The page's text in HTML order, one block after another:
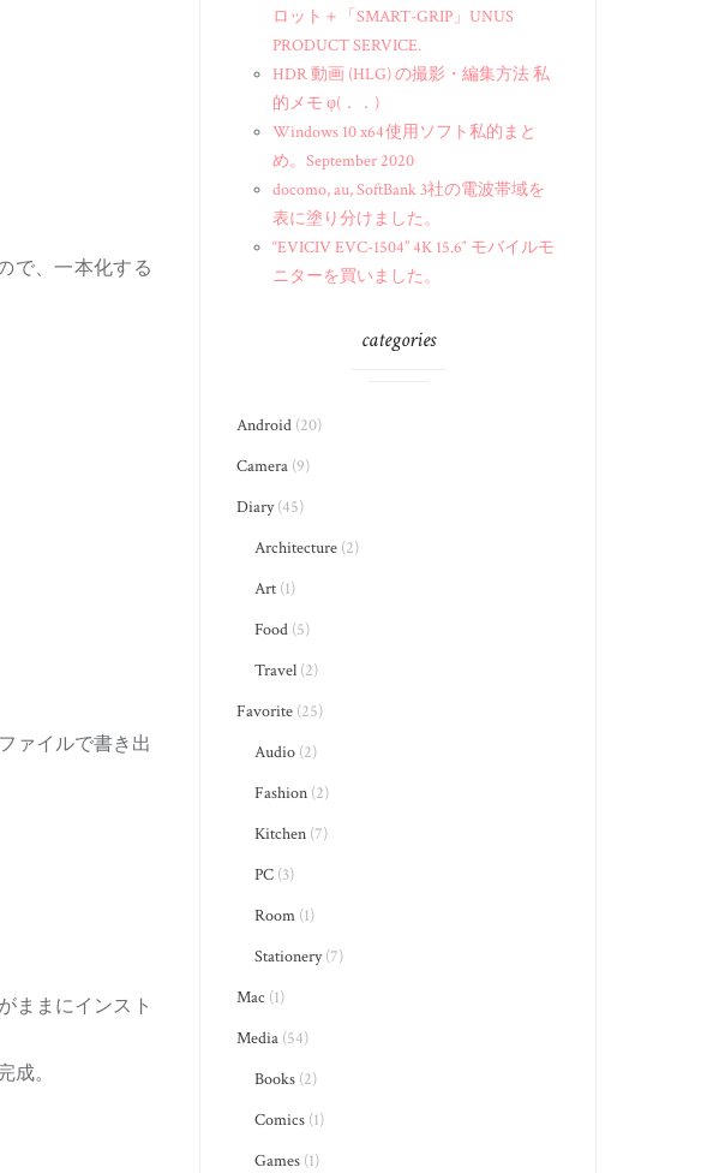
で、一本化する
ァイルで書き出
ままにインスト
。
ロット＋「SMART-GRIP」UNUS
PRODUCT SERVICE.
HDR 動画 (HLG) の撮影・編集方法 私
的メモ φ(．．)
Windows 10 x64 使用ソフト私的まと
め。September 2020
docomo, au, SoftBank 3社の電波帯域を
表に塗り分けました。
“EVICIV EVC-1504” 4K 15.6″ モバイルモ
ニターを買いました。
categories
Android (20)
Camera (9)
Diary(45)
Architecture (2)
Art (1)
Food (5)
Travel (2)
Favorite (25)
Audio (2)
Fashion (2)
Kitchen (7)
PC (3)
Room (1)
Stationery(7)
Mac (1)
Media (54)
Books (2)
Comics (1)
Games (1)